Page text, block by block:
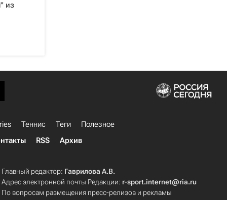
из
Теннис Теги
Полезное
RSS Архив
Главный редактор: Гаврилова А.В.
Адрес электронной почты Редакции: r-sport.internet@ria.ru
По вопросам размещения пресс-релизов и рекламы